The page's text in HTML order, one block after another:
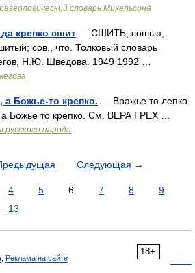
словарь Михельсона
крепко сшит — СШИТЬ, сошью,
сов., что. Толковый словарь
Н.Ю. Шведова. 1949 1992 …
а Божье-то крепко. — Вражье то лепко
а Божье то крепко. См. ВЕРА ГРЕХ …
народа
Следующая →
4 5 6 7 8
9
13
18+
Реклама на сайте